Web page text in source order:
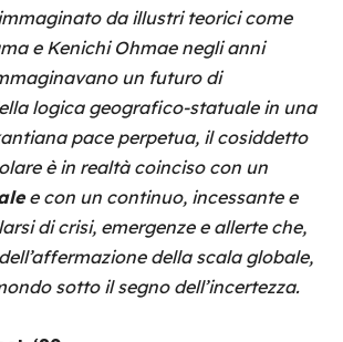
da illustri teorici come
e Kenichi Ohmae negli anni
un futuro di
logica geografico-statuale in una
pace perpetua, il cosiddetto
è in realtà coinciso con un
e con un continuo, incessante e
di crisi, emergenze e allerte che,
della scala globale,
sotto il segno dell’incertezza.